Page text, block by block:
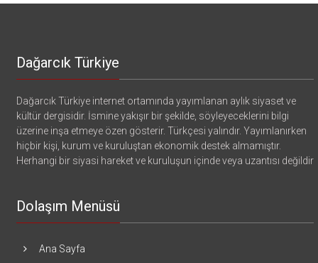
Dağarcık Türkiye
Dağarcık Türkiye internet ortamında yayımlanan aylık siyaset ve
kültür dergisidir. İsmine yakışır bir şekilde, söyleyeceklerini bilgi
üzerine inşa etmeye özen gösterir. Türkçesi yalındır. Yayımlanırken
hiçbir kişi, kurum ve kuruluştan ekonomik destek almamıştır.
Herhangi bir siyasi hareket ve kuruluşun içinde veya uzantısı değildir
Dolaşım Menüsü
Ana Sayfa